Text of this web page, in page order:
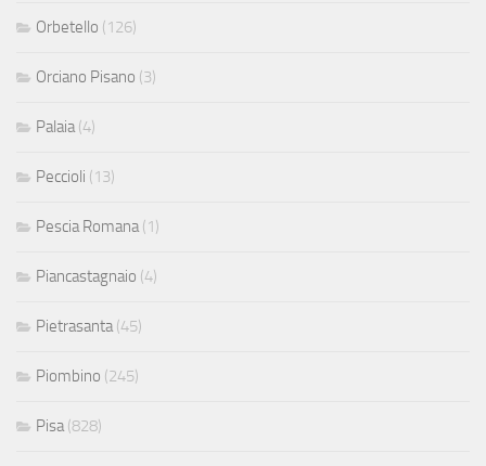
Orbetello (126)
Orciano Pisano (3)
Palaia (4)
Peccioli (13)
Pescia Romana (1)
Piancastagnaio (4)
Pietrasanta (45)
Piombino (245)
Pisa (828)